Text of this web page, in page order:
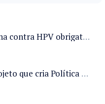
Projeto prevê vacina contra HPV obrigatória e testes moleculares para rastreamento do câncer do colo do útero
Câmara analisa projeto que cria Política Nacional de Qualificação e Valorização da Preceptoria na Residência Médica